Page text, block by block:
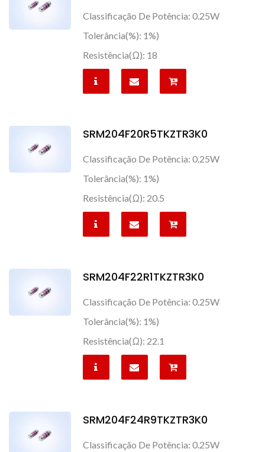
Classificação De Potência: 0.25W
Tolerância(%): 1%)
Resistência(Ω): 18
SRM204F20R5TKZTR3K0
Classificação De Potência: 0.25W
Tolerância(%): 1%)
Resistência(Ω): 20.5
SRM204F22R1TKZTR3K0
Classificação De Potência: 0.25W
Tolerância(%): 1%)
Resistência(Ω): 22.1
SRM204F24R9TKZTR3K0
Classificação De Potência: 0.25W